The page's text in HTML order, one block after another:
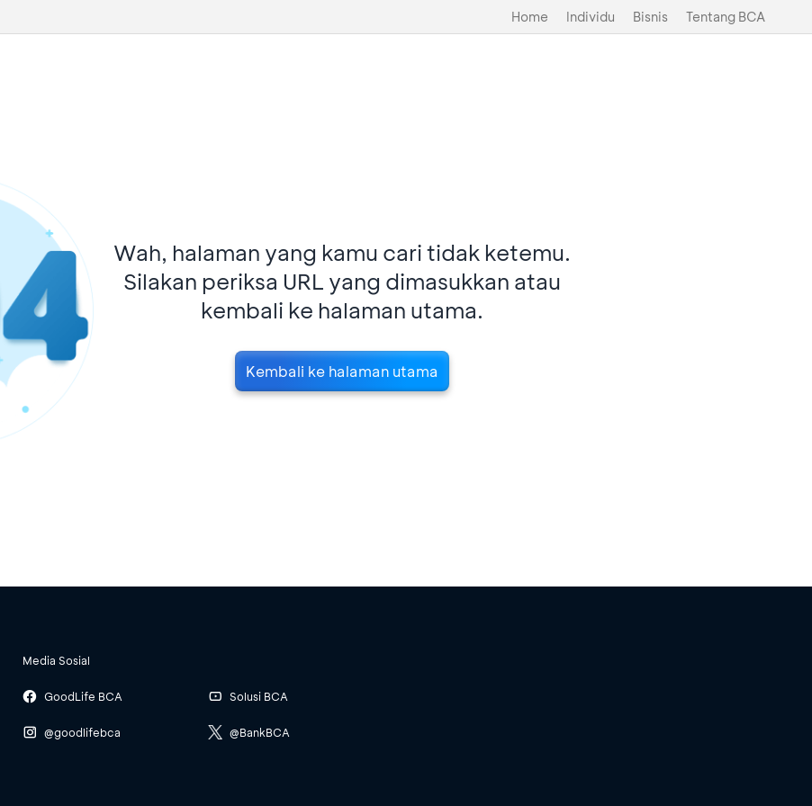
Home Individu Bisnis Tentang BCA
Wah, halaman yang kamu cari tidak ketemu.
Silakan periksa URL yang dimasukkan atau
kembali ke halaman utama.
Kembali ke halaman utama
Media Sosial
GoodLife BCA
@goodlifebca
Solusi BCA
@BankBCA